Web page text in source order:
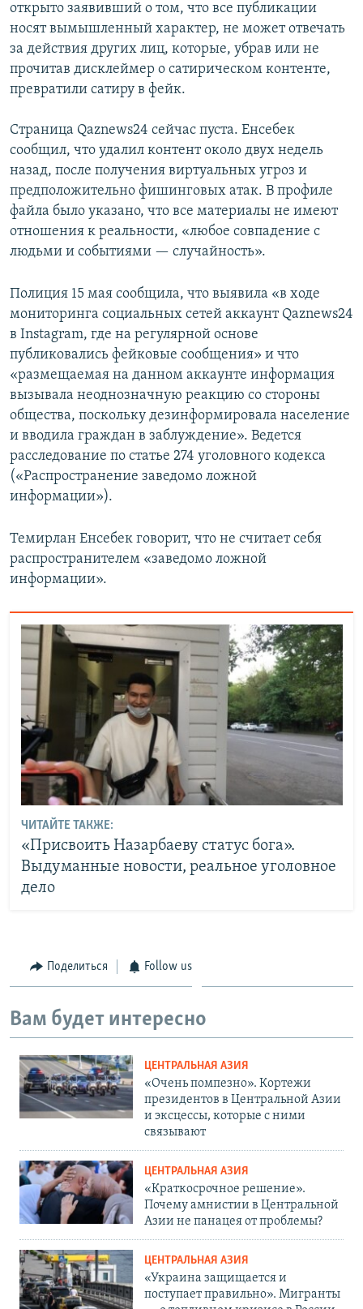
открыто заявивший о том, что все публикации
носят вымышленный характер, не может отвечать
за действия других лиц, которые, убрав или не
прочитав дисклеймер о сатирическом контенте,
превратили сатиру в фейк.
Страница Qaznews24 сейчас пуста. Енсебек
сообщил, что удалил контент около двух недель
назад, после получения виртуальных угроз и
предположительно фишинговых атак. В профиле
файла было указано, что все материалы не имеют
отношения к реальности, «любое совпадение с
людьми и событиями — случайность».
Полиция 15 мая сообщила, что выявила «в ходе
мониторинга социальных сетей аккаунт Qaznews24
в Instagram, где на регулярной основе
публиковались фейковые сообщения» и что​
«размещаемая на данном аккаунте информация
вызывала неоднозначную реакцию со стороны
общества, поскольку дезинформировала население
и вводила граждан в заблуждение». Ведется
расследование по статье 274 уголовного кодекса
(«Распространение заведомо ложной
информации»).
Темирлан Енсебек говорит, что не считает себя
распространителем «заведомо ложной
информации».
ЧИТАЙТЕ ТАКЖЕ:
«Присвоить Назарбаеву статус бога».
Выдуманные новости, реальное уголовное
дело
Поделиться Follow us
Вам будет интересно
ЦЕНТРАЛЬНАЯ АЗИЯ
«Очень помпезно». Кортежи
президентов в Центральной Азии
и эксцессы, которые с ними
связывают
ЦЕНТРАЛЬНАЯ АЗИЯ
«Краткосрочное решение».
Почему амнистии в Центральной
Азии не панацея от проблемы?
ЦЕНТРАЛЬНАЯ АЗИЯ
«Украина защищается и
поступает правильно». Мигранты